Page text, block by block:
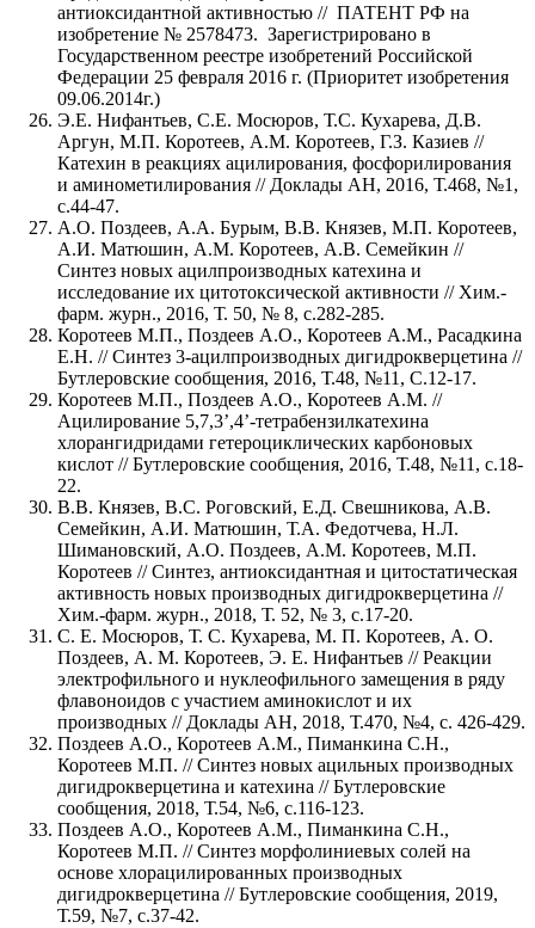
антиоксидантной активностью // ПАТЕНТ РФ на
изобретение № 2578473. Зарегистрировано в
Государственном реестре изобретений Российской
Федерации 25 февраля 2016 г. (Приоритет изобретения
09.06.2014г.)
Э.Е. Нифантьев, С.Е. Мосюров, Т.С. Кухарева, Д.В.
Аргун, М.П. Коротеев, А.М. Коротеев, Г.З. Казиев //
Катехин в реакциях ацилирования, фосфорилирования
и аминометилирования // Доклады АН, 2016, Т.468, №1,
с.44-47.
А.О. Поздеев, А.А. Бурым, В.В. Князев, М.П. Коротеев,
А.И. Матюшин, А.М. Коротеев, А.В. Семейкин //
Синтез новых ацилпроизводных катехина и
исследование их цитотоксической активности // Хим.-
фарм. журн., 2016, Т. 50, № 8, с.282-285.
Коротеев М.П., Поздеев А.О., Коротеев А.М., Расадкина
Е.Н. // Синтез 3-ацилпроизводных дигидрокверцетина //
Бутлеровские сообщения, 2016, Т.48, №11, С.12-17.
Коротеев М.П., Поздеев А.О., Коротеев А.М. //
Ацилирование 5,7,3’,4’-тетрабензилкатехина
хлорангидридами гетероциклических карбоновых
кислот // Бутлеровские сообщения, 2016, Т.48, №11, с.18-
22.
В.В. Князев, В.С. Роговский, Е.Д. Свешникова, А.В.
Семейкин, А.И. Матюшин, Т.А. Федотчева, Н.Л.
Шимановский, А.О. Поздеев, А.М. Коротеев, М.П.
Коротеев // Синтез, антиоксидантная и цитостатическая
активность новых производных дигидрокверцетина //
Хим.-фарм. журн., 2018, Т. 52, № 3, с.17-20.
С. Е. Мосюров, Т. С. Кухарева, М. П. Коротеев, А. О.
Поздеев, А. М. Коротеев, Э. Е. Нифантьев // Реакции
электрофильного и нуклеофильного замещения в ряду
флавоноидов с участием аминокислот и их
производных // Доклады АН, 2018, Т.470, №4, с. 426-429.
Поздеев А.О., Коротеев А.М., Пиманкина С.Н.,
Коротеев М.П. // Синтез новых ацильных производных
дигидрокверцетина и катехина // Бутлеровские
сообщения, 2018, Т.54, №6, с.116-123.
Поздеев А.О., Коротеев А.М., Пиманкина С.Н.,
Коротеев М.П. // Синтез морфолиниевых солей на
основе хлорацилированных производных
дигидрокверцетина // Бутлеровские сообщения, 2019,
Т.59, №7, с.37-42.